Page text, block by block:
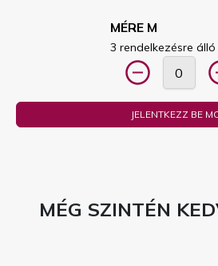
MÉRE M
3 rendelkezésre
JELENTKEZZ BE
MÉG SZINTÉN